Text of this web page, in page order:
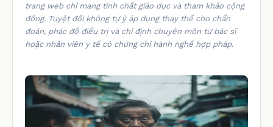
trang web chỉ mang tính chất giáo dục và tham khảo cộng
đồng. Tuyệt đối không tự ý áp dụng thay thế cho chẩn
đoán, phác đồ điều trị và chỉ định chuyên môn từ bác sĩ
hoặc nhân viên y tế có chứng chỉ hành nghề hợp pháp.